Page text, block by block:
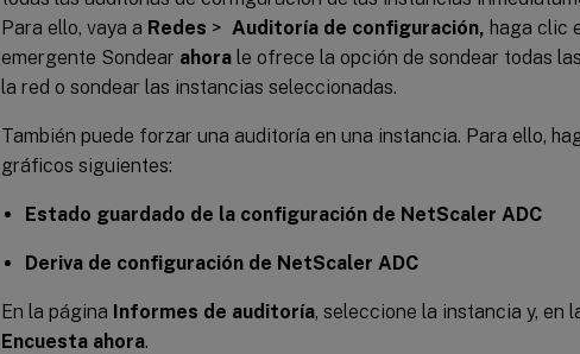
Para ello, vaya a Redes > Auditoría de configuración, haga clic
emergente Sondear ahora le ofrece la opción de sondear todas
la red o sondear las instancias seleccionadas.
También puede forzar una auditoría en una instancia. Para ello,
gráficos siguientes:
Estado guardado de la configuración de NetScaler ADC
Deriva de configuración de NetScaler ADC
En la página Informes de auditoría, seleccione la instancia y, en
Encuesta ahora.